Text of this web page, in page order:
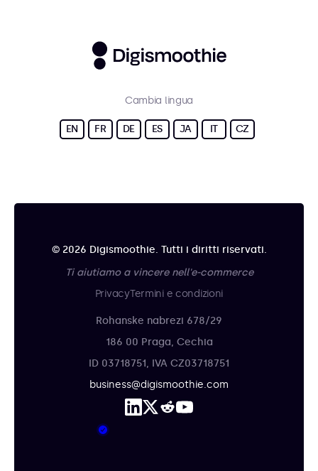
Cambia lingua
EN FR DE ES JA IT CZ
© 2026 Digismoothie. Tutti i diritti riservati.
Ti aiutiamo a vincere nell'e-commerce
PrivacyTermini e condizioni
Rohanske nabrezi 678/29
186 00 Praga, Cechia
ID 03718751, IVA CZ03718751
business@digismoothie.com